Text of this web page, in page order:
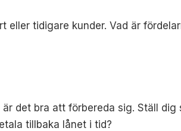
eller tidigare kunder. Vad är
det bra att förbereda sig. Ställ dig
tillbaka lånet i tid?